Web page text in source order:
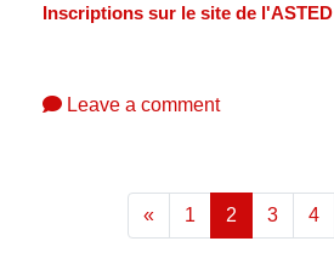
Inscriptions sur le site de l'ASTED
Leave a comment
« 1 2(current)
3 4